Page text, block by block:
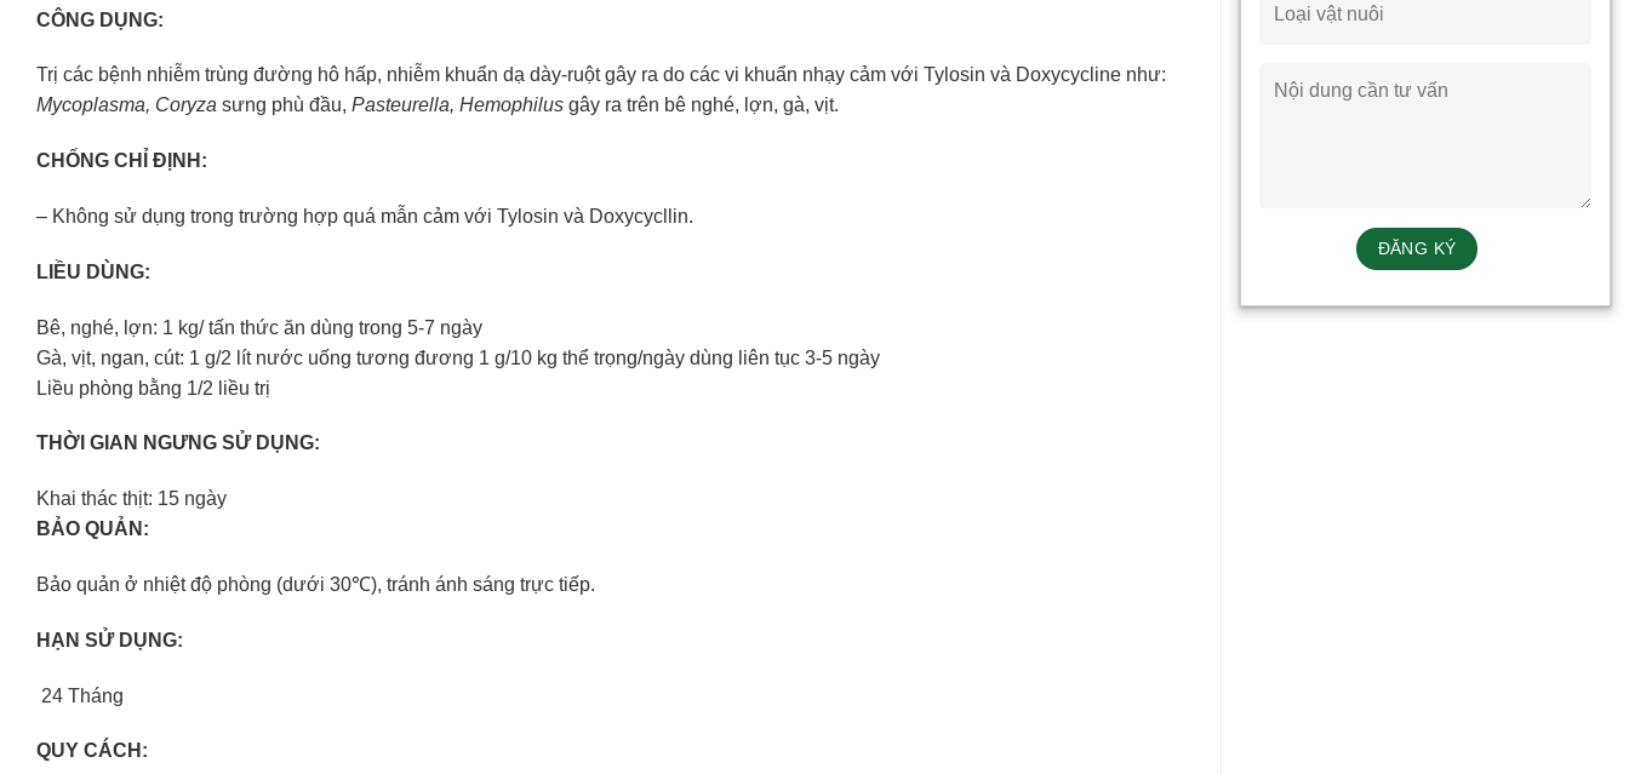
CÔNG DỤNG:
Trị các bệnh nhiễm trùng đường hô hấp, nhiễm khuẩn dạ dày-ruột gây ra do các vi khuẩn nhạy cảm với Tylosin và Doxycycline như:
Mycoplasma, Coryza sưng phù đầu, Pasteurella, Hemophilus gây ra trên bê nghé, lợn, gà, vịt.
CHỐNG CHỈ ĐỊNH:
– Không sử dụng trong trường hợp quá mẫn cảm với Tylosin và Doxycycllin.
LIỀU DÙNG:
Bê, nghé, lợn: 1 kg/ tấn thức ăn dùng trong 5-7 ngày
Gà, vịt, ngan, cút: 1 g/2 lít nước uống tương đương 1 g/10 kg thể trọng/ngày dùng liên tục 3-5 ngày
Liều phòng bằng 1/2 liều trị
THỜI GIAN NGƯNG SỬ DỤNG:
Khai thác thịt: 15 ngày
BẢO QUẢN:
Bảo quản ở nhiệt độ phòng (dưới 30℃), tránh ánh sáng trực tiếp.
HẠN SỬ DỤNG:
24 Tháng
QUY CÁCH: